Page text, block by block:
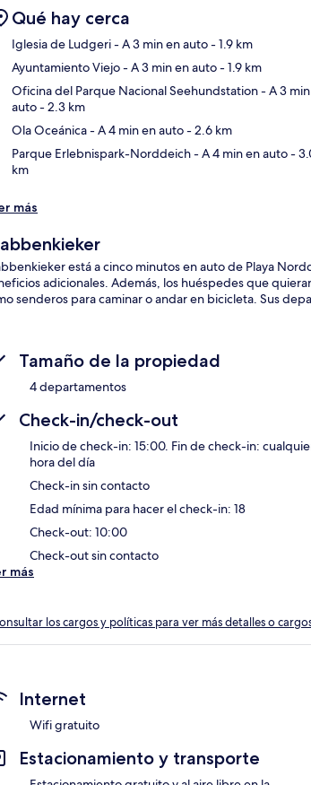
Qué hay cerca
Iglesia de Ludgeri- A 3 min en auto- 1.9 km
Ayuntamiento Viejo- A 3 min en auto- 1.9 km
Oficina del Parque Nacional Seehundstation- A 3
auto- 2.3 km
Ola Oceánica- A 4 min en auto- 2.6 km
Parque Erlebnispark-Norddeich- A 4 min en auto-
km
más
está a cinco minutos en auto de Playa
adicionales. Además, los huéspedes que
senderos para caminar o andar en bicicleta. Sus
Tamaño de la propiedad
4 departamentos
Check-in/check-out
Inicio de check-in: 15:00. Fin de check-in:
hora del día
Check-in sin contacto
Edad mínima para hacer el check-in: 18
Check-out: 10:00
Check-out sin contacto
más
los cargos y políticas para ver más detalles o
Internet
Wifi gratuito
Estacionamiento y transporte